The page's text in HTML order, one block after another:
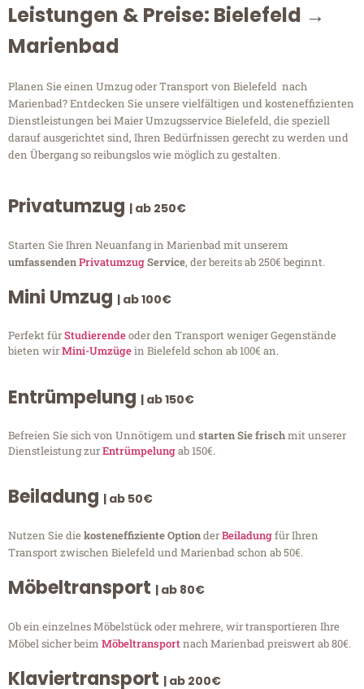
Leistungen & Preise: Bielefeld →
Marienbad
Planen Sie einen Umzug oder Transport von Bielefeld nach
Marienbad? Entdecken Sie unsere vielfältigen und kosteneffizienten
Dienstleistungen bei Maier Umzugsservice Bielefeld, die speziell
darauf ausgerichtet sind, Ihren Bedürfnissen gerecht zu werden und
den Übergang so reibungslos wie möglich zu gestalten.
Privatumzug | ab 250€
Starten Sie Ihren Neuanfang in Marienbad mit unserem
umfassendenPrivatumzugService, der bereits ab 250€ beginnt.
Mini Umzug | ab 100€
Perfekt fürStudierendeoder den Transport weniger Gegenstände
bieten wirMini-Umzügein Bielefeld schon ab 100€ an.
Entrümpelung | ab 150€
Befreien Sie sich von Unnötigem undstarten Sie frischmit unserer
Dienstleistung zurEntrümpelungab 150€.
Beiladung | ab 50€
Nutzen Sie diekosteneffiziente OptionderBeiladungfür Ihren
Transport zwischen Bielefeld und Marienbad schon ab 50€.
Möbeltransport | ab 80€
Ob ein einzelnes Möbelstück oder mehrere, wir transportieren Ihre
Möbel sicher beim Möbeltransportnach Marienbad preiswert ab 80€.
Klaviertransport | ab 200€